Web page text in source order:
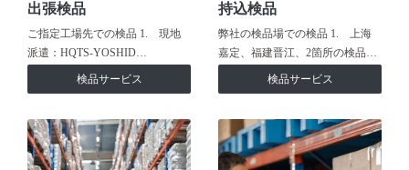
出張検品
ご指定工場先での検品 1. 現地
派遣：HQTS-YOSHID…
検品サービス
持込検品
弊社の検品場での検品 1. 上海
嘉定、福建晋江、2箇所の検品…
検品サービス